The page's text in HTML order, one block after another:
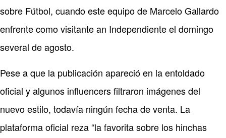
sobre Fútbol, cuando este equipo de Marcelo Gallardo
enfrente como visitante an Independiente el domingo
several de agosto.
Pese a que la publicación apareció en la entoldado
oficial y algunos influencers filtraron imágenes del
nuevo estilo, todavía ningún fecha de venta. La
plataforma oficial reza “la favorita sobre los hinchas